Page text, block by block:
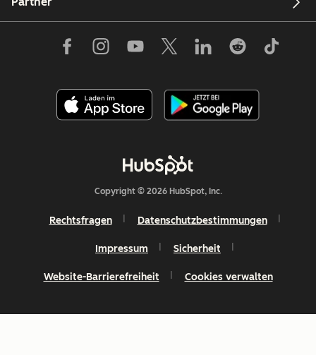
Copyright © 2026 HubSpot, Inc.
Rechtsfragen Datenschutzbestimmungen
Impressum Sicherheit
Website-Barrierefreiheit Cookies verwalten